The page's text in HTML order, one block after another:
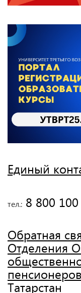
Единый
тел.: 8 800
Обратная
Отделения
Татарстан